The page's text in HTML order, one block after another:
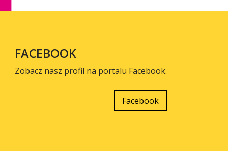
FACEBOOK
Zobacz nasz profil na portalu Facebook.
Facebook